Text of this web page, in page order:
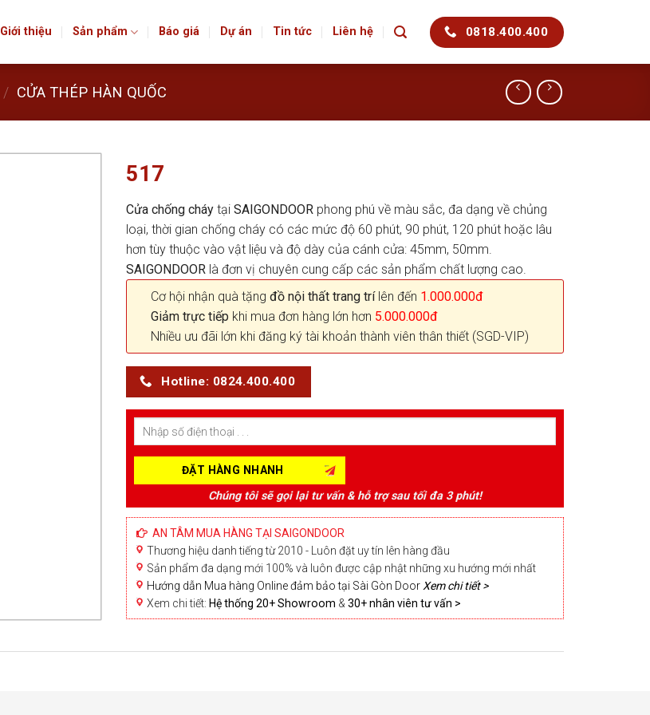
Giới thiệu Sản phẩm Báo giá Dự án Tin tức Liên hệ 0818.400.400
/ CỬA THÉP HÀN QUỐC
517
Cửa chống cháy tại SAIGONDOOR phong phú về màu sắc, đa dạng về chủng
loại, thời gian chống cháy có các mức độ 60 phút, 90 phút, 120 phút hoặc lâu
hơn tùy thuộc vào vật liệu và độ dày của cánh cửa: 45mm, 50mm.
SAIGONDOOR là đơn vị chuyên cung cấp các sản phẩm chất lượng cao.
Cơ hội nhận quà tặng đồ nội thất trang trílên đến 1.000.000đ
Giảm trực tiếp khi mua đơn hàng lớn hơn 5.000.000đ
Nhiều ưu đãi lớn khi đăng ký tài khoản thành viên thân thiết (SGD-VIP)
Hotline: 0824.400.400
Chúng tôi sẽ gọi lại tư vấn & hỗ trợ sau tối đa 3 phút!
AN TÂM MUA HÀNG TẠI SAIGONDOOR
Thương hiệu danh tiếng từ 2010 - Luôn đặt uy tín lên hàng đầu
Sản phẩm đa dạng mới 100% và luôn được cập nhật những xu hướng mới nhất
Hướng dẫn Mua hàng Online đảm bảo tại Sài Gòn Door Xem chi tiết >
Xem chi tiết: Hệ thống 20+ Showroom & 30+ nhân viên tư vấn >